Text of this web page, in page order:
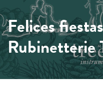
Felices
Rubinetterie